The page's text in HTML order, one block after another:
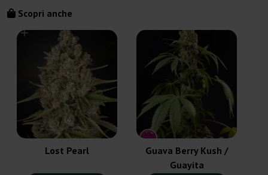
Scopri anche
Lost Pearl
Guava Berry Kush /
Guayita